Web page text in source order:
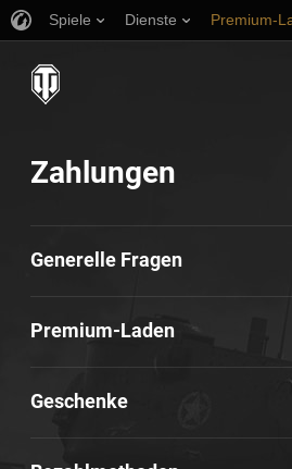
Spiele Dienste Premium-
Zahlungen
Generelle Fragen
Premium-Laden
Geschenke